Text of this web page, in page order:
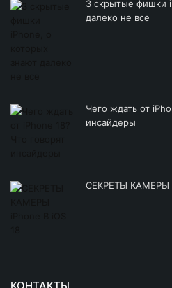
3 скрытые фишки
далеко не все
Чего ждать от
инсайдеры
СЕКРЕТЫ КАМЕРЫ